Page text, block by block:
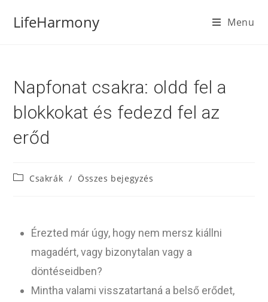
LifeHarmony Menu
Napfonat csakra: oldd fel a
blokkokat és fedezd fel az
erőd
Csakrák / Összes bejegyzés
Érezted már úgy, hogy nem mersz kiállni
magadért, vagy bizonytalan vagy a
döntéseidben?
Mintha valami visszatartaná a belső erődet,